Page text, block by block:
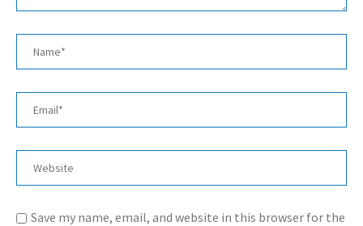
Save my name, email, and website in this browser for the